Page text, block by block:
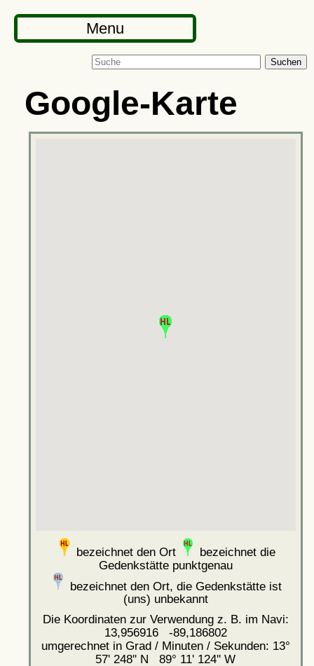
Menu
Suchen
Google-Karte
bezeichnet den Ort
bezeichnet die
Gedenkstätte punktgenau
bezeichnet den Ort, die Gedenkstätte ist
(uns) unbekannt
Die Koordinaten zur Verwendung z. B. im Navi:
13,956916 -89,186802
umgerechnet in Grad / Minuten / Sekunden: 13°
57' 248'' N 89° 11' 124'' W